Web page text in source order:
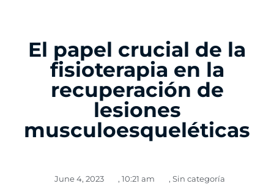
El papel crucial de la
fisioterapia en la
recuperación de
lesiones
musculoesqueléticas
June 4, 2023 , 10:21 am , Sin categoría